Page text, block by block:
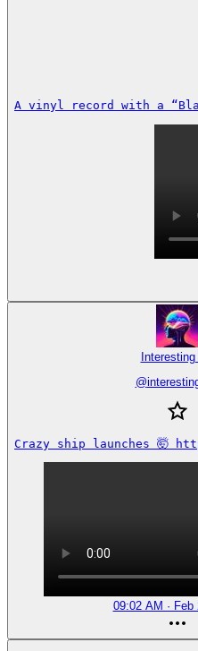
A vinyl record with a
@
Crazy ship launches 🤯
09:02 AM · Feb